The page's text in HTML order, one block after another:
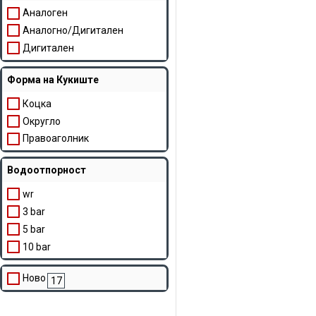
42 mm
42 x 41 mm
44 mm
45 mm
47 mm
50 mm
52 mm
Аналоген
Аналогно/Дигитален
Дигитален
Форма на Кукиште
Коцка
Округло
Правоаголник
Водоотпорност
wr
3 bar
5 bar
10 bar
Ново 17